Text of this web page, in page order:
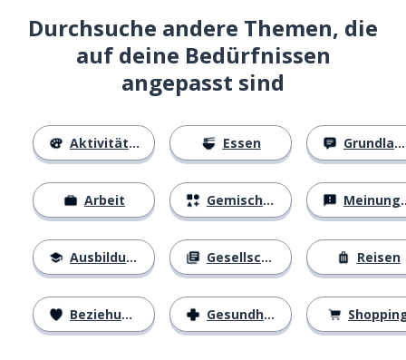
Durchsuche andere Themen, die
auf deine Bedürfnissen
angepasst sind
Aktivitäten
Arbeit
Ausbildung
Beziehungen
Essen
Gemischtes
Gesellschaft
Gesundheit
Grundlagen
Meinungen
Reisen